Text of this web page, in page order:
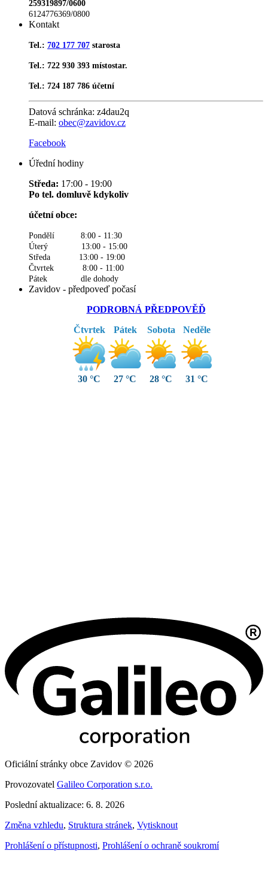
259319897/0600
6124776369/0800
Kontakt
Tel.: 702 177 707 starosta
Tel.: 722 930 393 místostar.
Tel.: 724 187 786 účetní
Datová schránka: z4dau2q
E-mail: obec@zavidov.cz
Facebook
Úřední hodiny
Středa: 17:00 - 19:00
Po tel. domluvě kdykoliv
účetní obce:
Pondělí 8:00 - 11:30
Úterý 13:00 - 15:00
Středa 13:00 - 19:00
Čtvrtek 8:00 - 11:00
Pátek dle dohody
Zavidov - předpoveď počasí
PODROBNÁ PŘEDPOVĚĎ
Čtvrtek
30 °C
Pátek
27 °C
Sobota
28 °C
Neděle
31 °C
Oficiální stránky obce Zavidov © 2026
Provozovatel Galileo Corporation s.r.o.
Poslední aktualizace: 6. 8. 2026
Změna vzhledu, Struktura stránek, Vytisknout
Prohlášení o přístupnosti, Prohlášení o ochraně soukromí